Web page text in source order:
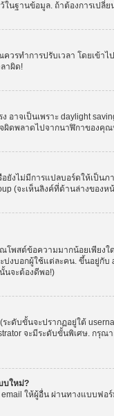
นฐานข้อมูล. ถ้าต้องการเป
รทำการปรับเวลา โดยเข้
าผิด!
าจเป็นเพราะ daylight
ผิดพลาดไปจากนาฬิกาของคุ
ยังไม่มีการแปลบอร์ดให้เป็
(จะเห็นลิงค์ที่ด้านล่างของห
โพสต์ข้อความมากน้อยเพียงใ
บอกผู้ใช้แต่ละคน. ขึ้นอยู่กั
นจะต้องดีพอ!)
ดับขั้นจะปรากฏอยู่ใต้
จะมีระดับขั้นพิเศษ. ก
บใหม่?
ให้ผู้อื่น ผ่านทางแบบฟ